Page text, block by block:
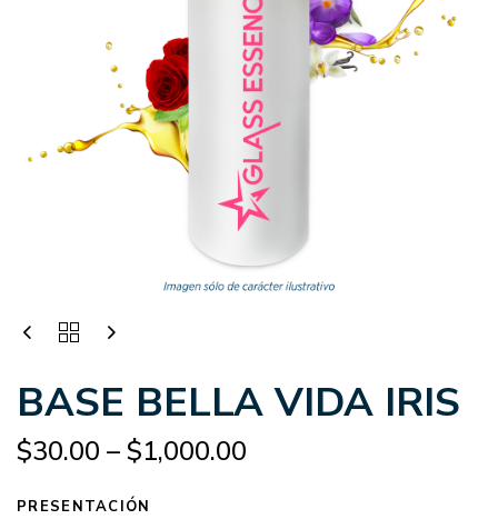
BASE BELLA VIDA IRIS
$30.00 –$1,000.00
PRESENTACIÓN